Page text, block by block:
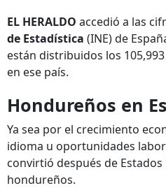
EL HERALDO accedió a las
de Estadística (INE) de
están distribuidos los
en ese país.
Hondureños en
Ya sea por el crecimiento
idioma u oportunidades
convirtió después de
hondureños.